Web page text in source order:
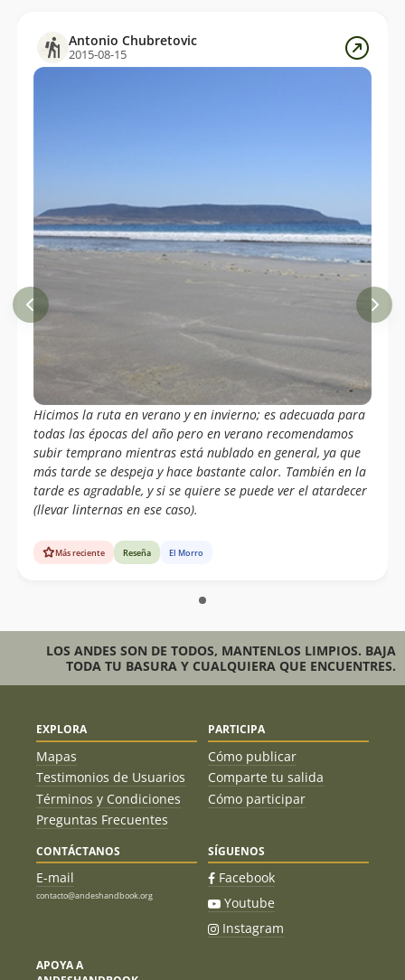
Antonio Chubretovic
2015-08-15
Hicimos la ruta en verano y en invierno; es adecuada para
todas las épocas del año pero en verano recomendamos
subir temprano mientras está nublado en general, ya que
más tarde se despeja y hace bastante calor. También en la
tarde es agradable, y si se quiere se puede ver el atardecer
(llevar linternas en ese caso).
Más reciente Reseña El Morro
LOS ANDES SON DE TODOS, MANTENLOS LIMPIOS. BAJA
TODA TU BASURA Y CUALQUIERA QUE ENCUENTRES.
EXPLORA
Mapas
Testimonios de Usuarios
Términos y Condiciones
Preguntas Frecuentes
PARTICIPA
Cómo publicar
Comparte tu salida
Cómo participar
CONTÁCTANOS
E-mail
contacto@andeshandbook.org
SÍGUENOS
Facebook
Youtube
Instagram
APOYA A